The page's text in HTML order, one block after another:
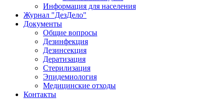
Информация для населения
Журнал "ДезДело"
Документы
Общие вопросы
Дезинфекция
Дезинсекция
Дератизация
Стерилизация
Эпидемиология
Медицинские отходы
Контакты